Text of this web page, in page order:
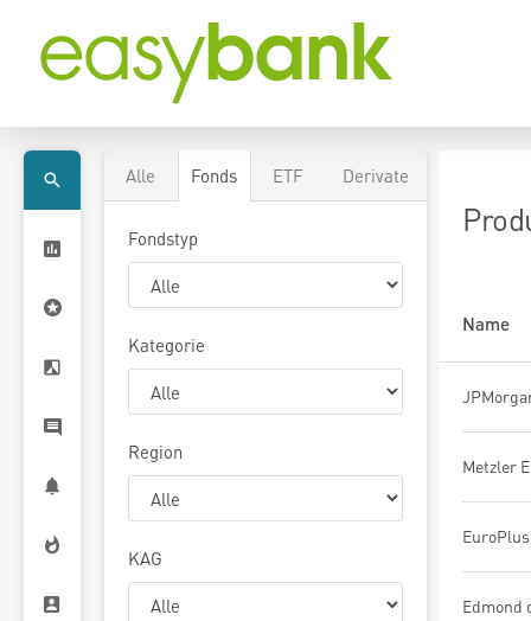
Alle Fonds ETF Derivate
Fondstyp
Kategorie
Region
KAG
Name